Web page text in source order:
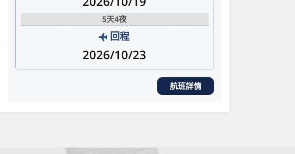
5天4夜
回程
2026/10/23
航班詳情